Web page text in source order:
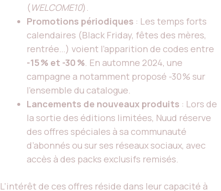
(WELCOME10).
Promotions périodiques : Les temps forts
calendaires (Black Friday, fêtes des mères,
rentrée…) voient l’apparition de codes entre
-15 % et -30 % . En automne 2024, une
campagne a notamment proposé -30 % sur
l’ensemble du catalogue.
Lancements de nouveaux produits : Lors de
la sortie des éditions limitées, Nuud réserve
des offres spéciales à sa communauté
d’abonnés ou sur ses réseaux sociaux, avec
accès à des packs exclusifs remisés.
L’intérêt de ces offres réside dans leur capacité à